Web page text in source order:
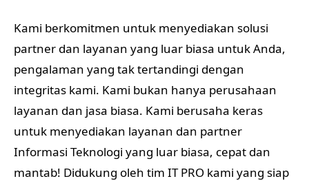
Kami berkomitmen untuk menyediakan solusi
partner dan layanan yang luar biasa untuk Anda,
pengalaman yang tak tertandingi dengan
integritas kami. Kami bukan hanya perusahaan
layanan dan jasa biasa. Kami berusaha keras
untuk menyediakan layanan dan partner
Informasi Teknologi yang luar biasa, cepat dan
mantab! Didukung oleh tim IT PRO kami yang siap